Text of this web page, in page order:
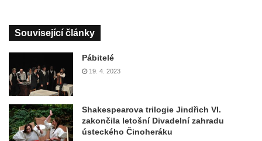
Související články
Pábitelé
19. 4. 2023
Shakespearova trilogie Jindřich VI.
zakončila letošní Divadelní zahradu
ústeckého Činoheráku